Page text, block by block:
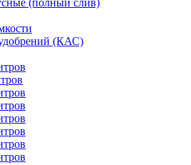
(полный слив)
(КАС)